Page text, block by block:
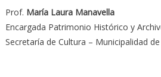
Prof. María Laura Manavella
Encargada Patrimonio Histórico y
Secretaría de Cultura – Municipalidad